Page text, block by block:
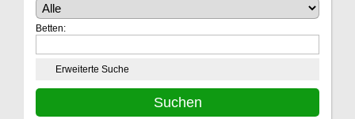
Betten:
Erweiterte Suche